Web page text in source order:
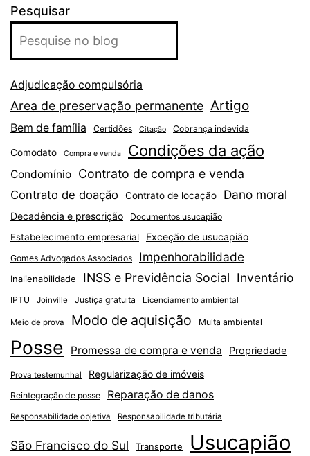
Pesquisar
Adjudicação compulsória
Area de preservação permanente Artigo
Bem de família Certidões Citação Cobrança indevida
Comodato Compra e venda Condições da ação
Condomínio Contrato de compra e venda
Contrato de doação Contrato de locação Dano moral
Decadência e prescrição Documentos usucapião
Estabelecimento empresarial Exceção de usucapião
Gomes Advogados Associados Impenhorabilidade
Inalienabilidade INSS e Previdência Social Inventário
IPTU Joinville Justiça gratuita Licenciamento ambiental
Meio de prova Modo de aquisição Multa ambiental
Posse Promessa de compra e venda Propriedade
Prova testemunhal Regularização de imóveis
Reintegração de posse Reparação de danos
Responsabilidade objetiva Responsabilidade tributária
São Francisco do Sul Transporte Usucapião